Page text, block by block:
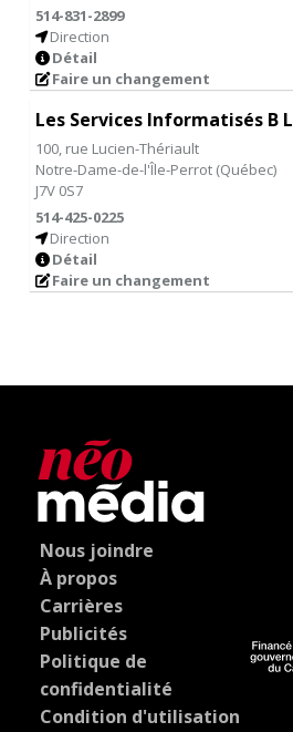
514-831-2899
Direction
Détail
Faire un changement
Les Services Informatisés B L
100, rue Lucien-Thériault
Notre-Dame-de-l'Île-Perrot (Québec)
J7V 0S7
514-425-0225
Direction
Détail
Faire un changement
Nous joindre
À propos
Carrières
Publicités
Politique de
confidentialité
Condition d'utilisation